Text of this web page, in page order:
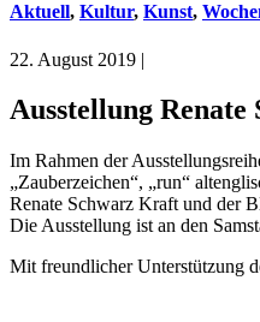
Aktuell, Kultur, Kunst,
22. August 2019 |
Ausstellung
Im Rahmen der
„Zauberzeichen“, „run“
Renate Schwarz Kraft und der
Die Ausstellung ist an den
Mit freundlicher Unterstützung